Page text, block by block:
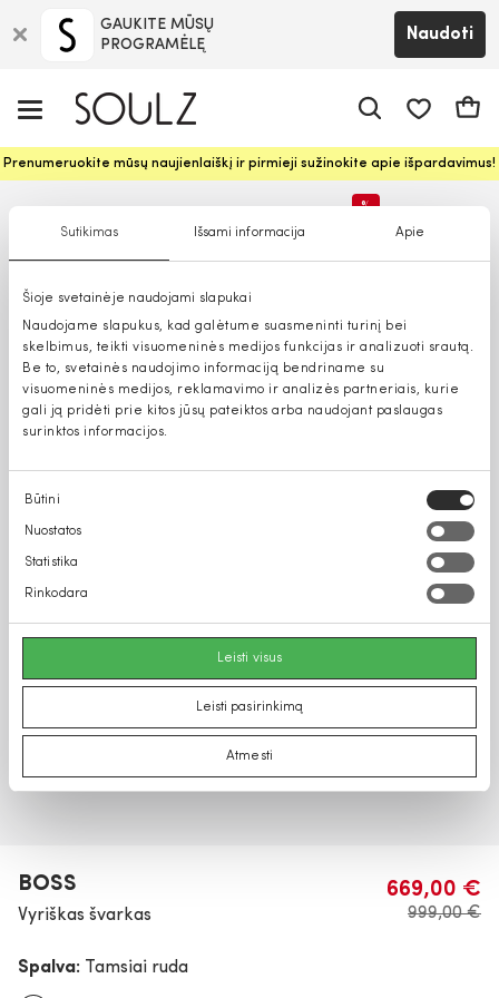
Sutikimas Išsami informacija Apie
Šioje svetainėje naudojami slapukai
Naudojame slapukus, kad galėtume suasmeninti turinį bei
skelbimus, teikti visuomeninės medijos funkcijas ir analizuoti srautą.
Be to, svetainės naudojimo informaciją bendriname su
visuomeninės medijos, reklamavimo ir analizės partneriais, kurie
gali ją pridėti prie kitos jūsų pateiktos arba naudojant paslaugas
surinktos informacijos.
Sutikimo
pasirinkimas
Būtini
Nuostatos
Statistika
Rinkodara
Leisti visus
Leisti pasirinkimą
Atmesti
GAUKITE MŪSŲ
PROGRAMĖLĘ
Naudoti
Prenumeruokite mūsų naujienlaiškį ir pirmieji sužinokite apie išpardavimus!
%
Tik parduotuvėse
BOSS
Vyriškas švarkas
669,00 €
999,00 €
Spalva: Tamsiai ruda